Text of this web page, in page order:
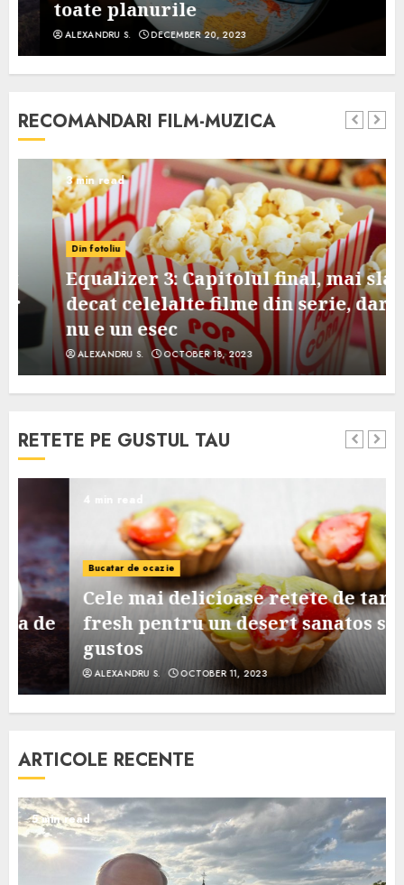
toate planurile
ALEXANDRU S. DECEMBER 20, 2023
RECOMANDARI FILM-MUZICA
3 min read
Din fotoliu
Equalizer 3: Capitolul final, mai slab
decat celelalte filme din serie, dar
nu e un esec
ALEXANDRU S. OCTOBER 18, 2023
RETETE PE GUSTUL TAU
4 min read
Bucatar de ocazie
Cele mai delicioase retete de tarte
fresh pentru un desert sanatos si
gustos
ALEXANDRU S. OCTOBER 11, 2023
ARTICOLE RECENTE
5 min read